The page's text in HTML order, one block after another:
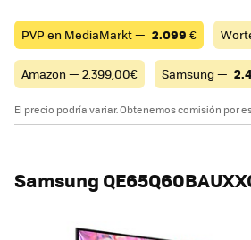
PVP en MediaMarkt — 2.099 €
Amazon — 2.399,00€ Samsung —
El precio podría variar. Obtenemos comisión por
Samsung